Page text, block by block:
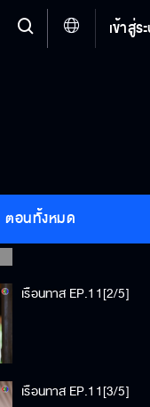
เข้าสู่
ตอนทั้งหมด
เรือนทาส EP.11[1/5]
เรือนทาส EP.11[2/5]
เรือนทาส EP.11[3/5]